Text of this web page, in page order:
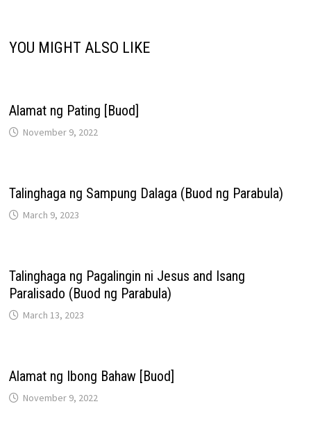
YOU MIGHT ALSO LIKE
Alamat ng Pating [Buod]
November 9, 2022
Talinghaga ng Sampung Dalaga (Buod ng Parabula)
March 9, 2023
Talinghaga ng Pagalingin ni Jesus and Isang
Paralisado (Buod ng Parabula)
March 13, 2023
Alamat ng Ibong Bahaw [Buod]
November 9, 2022